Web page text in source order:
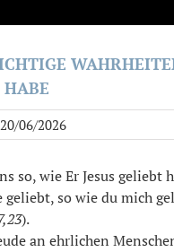
20/06/2026
so, wie Er Jesus geliebt
geliebt, so wie du mich
).
an ehrlichen